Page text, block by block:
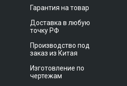
Гарантия на товар
Доставка в любую
точку РФ
Производство под
заказ из Китая
Изготовление по
чертежам